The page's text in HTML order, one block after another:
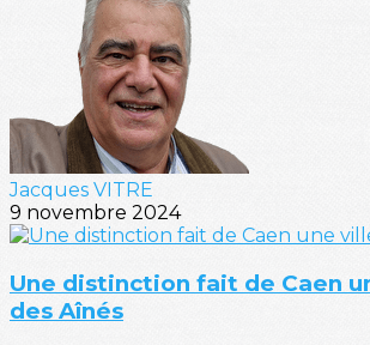
Jacques VITRE
9 novembre 2024
Une distinction fait de Caen
des Aînés